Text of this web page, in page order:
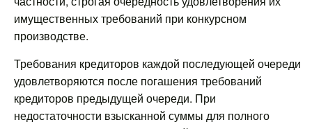
имущественных требований при конкурсном
производстве.
Требования кредиторов каждой последующей очереди
удовлетворяются после погашения требований
кредиторов предыдущей очереди. При
недостаточности взысканной суммы для полного